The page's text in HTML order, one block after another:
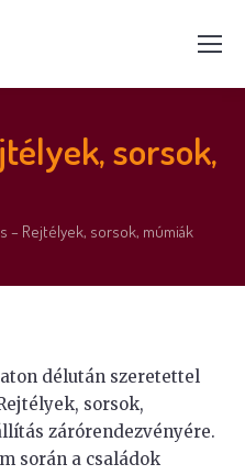
sorsok,
– Rejtélyek, sorsok, múmiák
délután szeretettel
sorsok,
zárórendezvényére.
során a családok